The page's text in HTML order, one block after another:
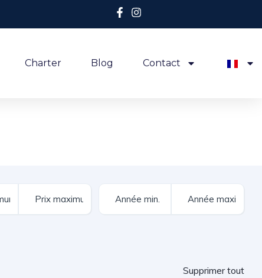
Charter Blog Contact
Supprimer tout